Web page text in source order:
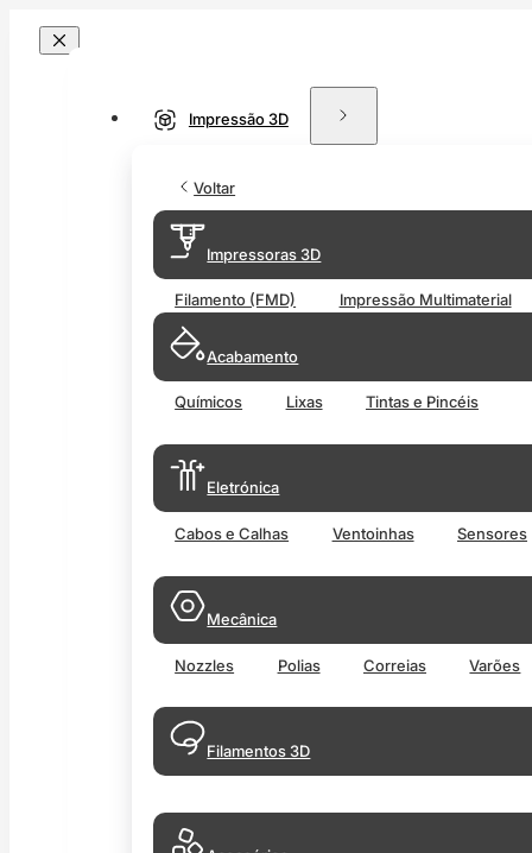
Impressão 3D
Voltar
Impressoras 3D
Filamento (FMD) Impressão Multimaterial
Acabamento
Químicos Lixas Tintas e Pincéis
Eletrónica
Cabos e Calhas Ventoinhas Sensores
Mecânica
Nozzles Polias Correias Varões
Filamentos 3D